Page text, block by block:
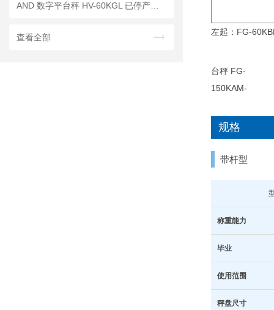
查看全部
左起：FG-
规格
带杆型
称重能力
毕业
使用范围
秤盘尺寸